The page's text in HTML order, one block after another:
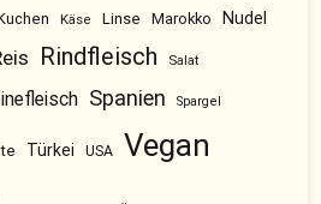
Käse Linse Marokko Nudel
Rindfleisch Salat
Spanien Spargel
Türkei USA Vegan